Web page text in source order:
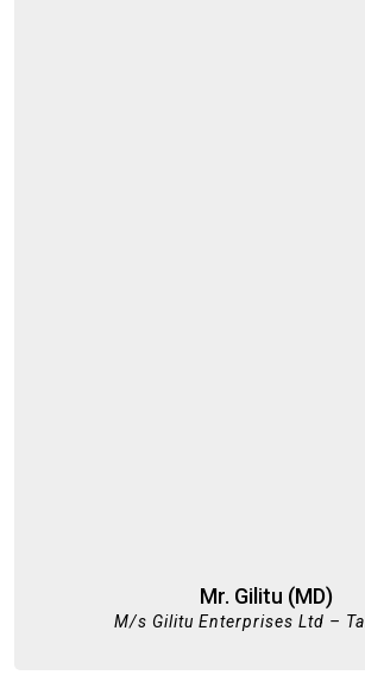
Mr. Gilitu (MD)
M/s Gilitu Enterprises Ltd –